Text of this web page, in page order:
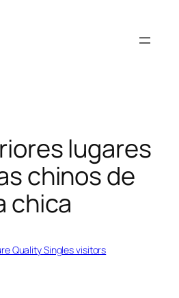
lugares
chinos de
chica
Quality Singles visitors